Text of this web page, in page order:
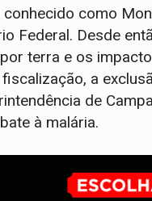
como
Federal. Desde
terra e os
a
de
à malária.